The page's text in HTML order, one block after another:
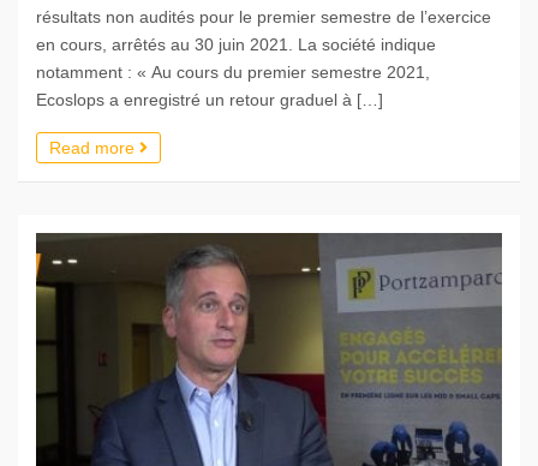
résultats non audités pour le premier semestre de l’exercice
en cours, arrêtés au 30 juin 2021. La société indique
notamment : « Au cours du premier semestre 2021,
Ecoslops a enregistré un retour graduel à […]
Read more